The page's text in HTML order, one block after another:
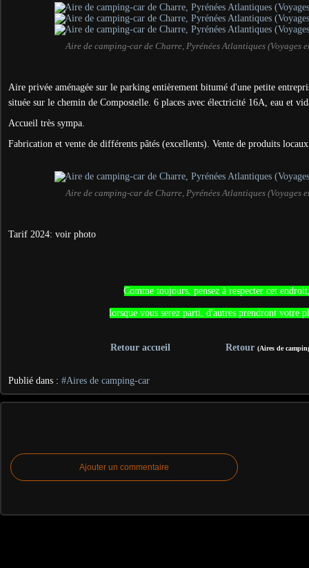
Aire de camping-car de Charre, Pyrénées Atlantiques (Voyages
Aire privée aménagée sur le parking entièrement bitumé d'une petite
située sur le chemin de Compostelle. 6 places avec électricité 16A, eau et
Accueil très sympa.
Fabrication et vente de différents pâtés (excellents). Vente de produits
Aire de camping-car de Charre, Pyrénées Atlantiques (Voyages
Tarif 2024: voir photo
Comme toujours, pensez à respecter cet
lorsque vous serez parti, d'autres prendront votre
Retour accueil Retour (Aires de
Publié dans : #Aires de camping-car
Ajouter un commentaire